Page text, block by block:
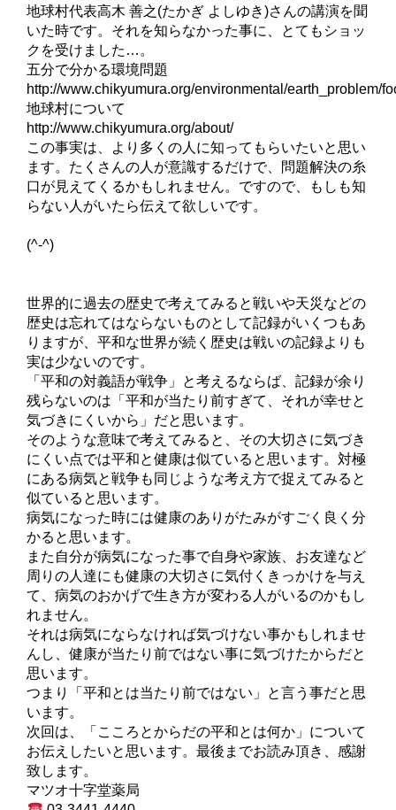
地球村代表高木 善之(たかぎ よしゆき)さんの講演を聞
いた時です。それを知らなかった事に、とてもショッ
クを受けました…。
五分で分かる環境問題
http://www.chikyumura.org/environmental/earth_problem/
地球村について
http://www.chikyumura.org/about/
この事実は、より多くの人に知ってもらいたいと思い
ます。たくさんの人が意識するだけで、問題解決の糸
口が見えてくるかもしれません。ですので、もしも知
らない人がいたら伝えて欲しいです。
(^-^)
世界的に過去の歴史で考えてみると戦いや天災などの
歴史は忘れてはならないものとして記録がいくつもあ
りますが、平和な世界が続く歴史は戦いの記録よりも
実は少ないのです。
「平和の対義語が戦争」と考えるならば、記録が余り
残らないのは「平和が当たり前すぎて、それが幸せと
気づきにくいから」だと思います。
そのような意味で考えてみると、その大切さに気づき
にくい点では平和と健康は似ていると思います。対極
にある病気と戦争も同じような考え方で捉えてみると
似ていると思います。
病気になった時には健康のありがたみがすごく良く分
かると思います。
また自分が病気になった事で自身や家族、お友達など
周りの人達にも健康の大切さに気付くきっかけを与え
て、病気のおかげで生き方が変わる人がいるのかもし
れません。
それは病気にならなければ気づけない事かもしれませ
んし、健康が当たり前ではない事に気づけたからだと
思います。
つまり「平和とは当たり前ではない」と言う事だと思
います。
次回は、「こころとからだの平和とは何か」について
お伝えしたいと思います。最後までお読み頂き、感謝
致します。
マツオ十字堂薬局